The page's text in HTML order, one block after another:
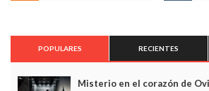
POPULARES RECIENTES
Misterio en el corazón de